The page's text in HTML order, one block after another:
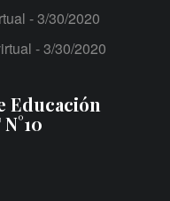
- 3/30/2020
- 3/30/2020
Educación